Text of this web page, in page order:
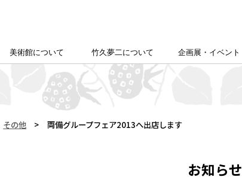
美術館について
館長挨拶
所蔵作品
友の会「ゆめびぃ」
お知らせ
（公財）両備文化振興財団
范曽美術館について
竹久夢二について
竹久夢二の足跡
竹久夢二学会について
企画展・イベント
その他 > 両備グループフェア2013へ出店します
お知らせ